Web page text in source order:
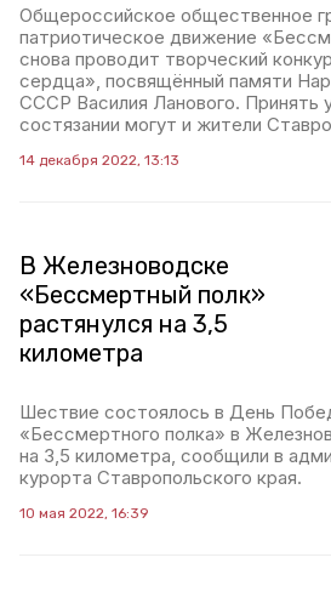
Общероссийское общественное
патриотическое движение
снова проводит творческий
сердца», посвящённый памяти
СССР Василия Ланового. Принять
состязании могут и жители
14 декабря 2022, 13:13
В Железноводске
«Бессмертный полк»
растянулся на 3,5
километра
Шествие состоялось в День
«Бессмертного полка» в
на 3,5 километра, сообщили в
курорта Ставропольского края.
10 мая 2022, 16:39